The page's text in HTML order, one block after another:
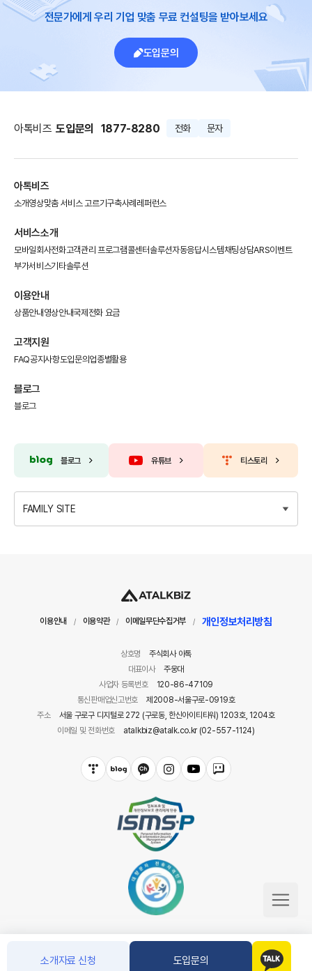
소개자료 신청 도입문의
전문가에게 우리 기업 맞춤 무료 컨설팅을 받아보세요
도입문의
아톡비즈 도입문의 1877-8280 전화 문자
아톡비즈
소개영상맞춤 서비스 고르기구축사례 레퍼런스
서비스소개
모바일회사전화고객관리 프로그램콜센터솔루션자동응답시스템채팅상담ARS이벤트
부가서비스기타솔루션
이용안내
상품안내 영상안내국제전화 요금
고객지원
FAQ공지사항도입문의 업종별활용
블로그
블로그
블로그 유튜브 티스토리
FAMILY SITE
이용안내 / 이용약관 / 이메일무단수집거부 / 개인정보처리방침
상호명
주식회사 아톡
대표이사
주웅대
사업자 등록번호
120-86-47109
통신판매업신고번호
제2008-서울구로-0919호
주소
서울 구로구 디지털로 272 (구로동, 한신아이티타워) 1203호, 1204호
이메일 및 전화번호
atalkbiz@atalk.co.kr (02-557-1124)
COPYRIGHT(C) 아톡. CO.LTD ALL RIGHT RESERVED.